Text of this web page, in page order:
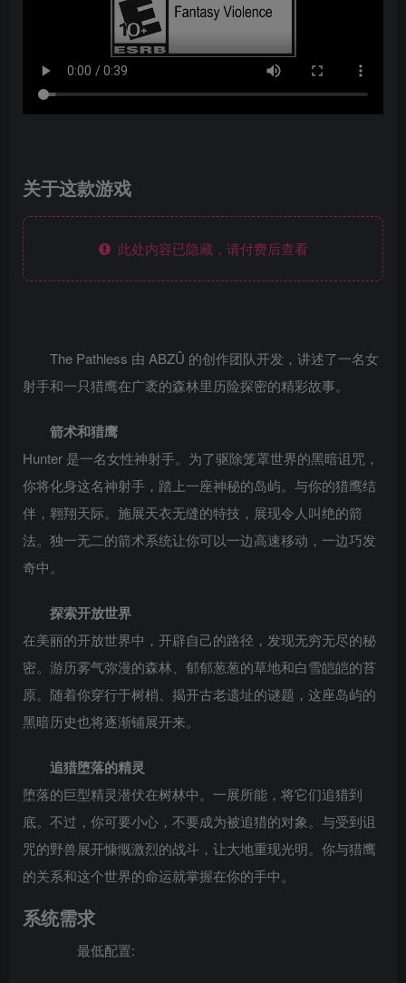
关于这款游戏
此处内容已隐藏，请付费后查看
The Pathless 由 ABZÛ 的创作团队开发，讲述了一名女
射手和一只猎鹰在广袤的森林里历险探密的精彩故事。
箭术和猎鹰
Hunter 是一名女性神射手。为了驱除笼罩世界的黑暗诅咒，
你将化身这名神射手，踏上一座神秘的岛屿。与你的猎鹰结
伴，翱翔天际。施展天衣无缝的特技，展现令人叫绝的箭
法。独一无二的箭术系统让你可以一边高速移动，一边巧发
奇中。
探索开放世界
在美丽的开放世界中，开辟自己的路径，发现无穷无尽的秘
密。游历雾气弥漫的森林、郁郁葱葱的草地和白雪皑皑的苔
原。随着你穿行于树梢、揭开古老遗址的谜题，这座岛屿的
黑暗历史也将逐渐铺展开来。
追猎堕落的精灵
堕落的巨型精灵潜伏在树林中。一展所能，将它们追猎到
底。不过，你可要小心，不要成为被追猎的对象。与受到诅
咒的野兽展开慷慨激烈的战斗，让大地重现光明。你与猎鹰
的关系和这个世界的命运就掌握在你的手中。
系统需求
最低配置: